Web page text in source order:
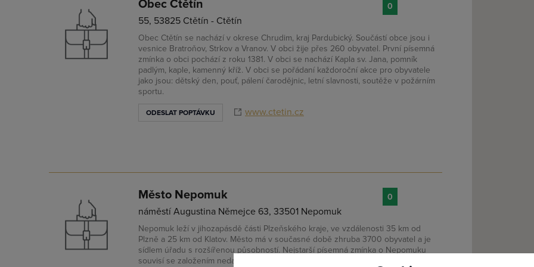
Obec Ctětín
55, 53825 Ctětín - Ctětín
Obec Ctětín se nachází v okrese Chrudim, kraj Pardubický. Součástí obce jsou i
vesnice Bratroňov, Strkov a Vranov. V obci žije přes 260 obyvatel. První písemná
zmínka o obci pochází z roku 1381. V obci se nachází Kapla sv. Jana, pomník
padlým, kaple, kamenný kříž. V obci se pořádaní každoroční akce pro obyvatele
jako jsou: dětský den, pouť, pálení čarodějnic, letní slavnosti, soutěže v požárním
sportu.
ODESLAT POPTÁVKU www.ctetin.cz
0
Město Nepomuk
náměstí Augustina Němejce 63, 33501 Nepomuk
Nepomuk leží v jihozapásdě části Plzeňského kraje, ve vzdálenosti 35 km od
Plzně a 25 km od Klatov. Město má v současné době zhruba 3700 obyvatel a je
sídlem úřadu s rozšířenou působností. Nejstarší písemná zmínka o Nepomuku
souvisí se založením nedalekého cisterciáckého kláštera v roce 1144.
0
Přihlásit se